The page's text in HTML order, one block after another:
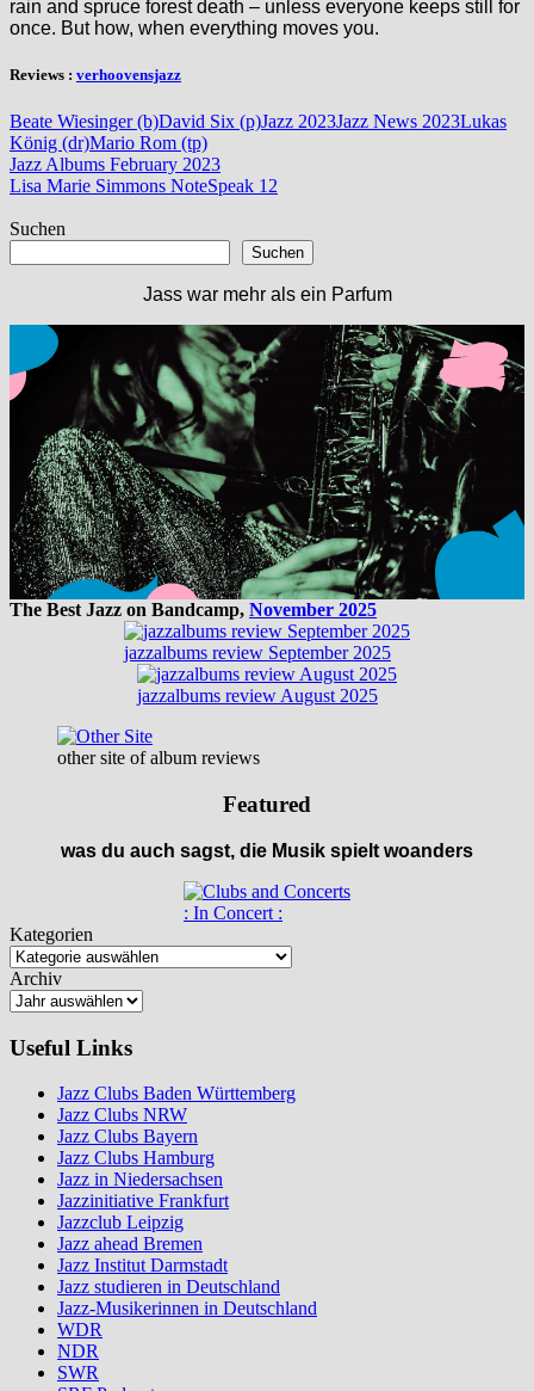
rain and spruce forest death – unless everyone keeps still for
once. But how, when everything moves you.
Reviews : verhoovensjazz
Beate Wiesinger (b)David Six (p)Jazz 2023Jazz News 2023Lukas
König (dr)Mario Rom (tp)
Beitragsnavigation
Vorheriger
Beitrag:
Jazz Albums February 2023
Nächster
Lisa Marie Simmons NoteSpeak 12
Suchen
Suchen
Jass war mehr als ein Parfum
The Best Jazz on Bandcamp, November 2025
jazzalbums review September 2025
jazzalbums review August 2025
other site of album reviews
Featured
was du auch sagst, die Musik spielt woanders
: In Concert :
Kategorien
Archiv
Useful Links
Jazz Clubs Baden Württemberg
Jazz Clubs NRW
Jazz Clubs Bayern
Jazz Clubs Hamburg
Jazz in Niedersachsen
Jazzinitiative Frankfurt
Jazzclub Leipzig
Jazz ahead Bremen
Jazz Institut Darmstadt
Jazz studieren in Deutschland
Jazz-Musikerinnen in Deutschland
WDR
NDR
SWR